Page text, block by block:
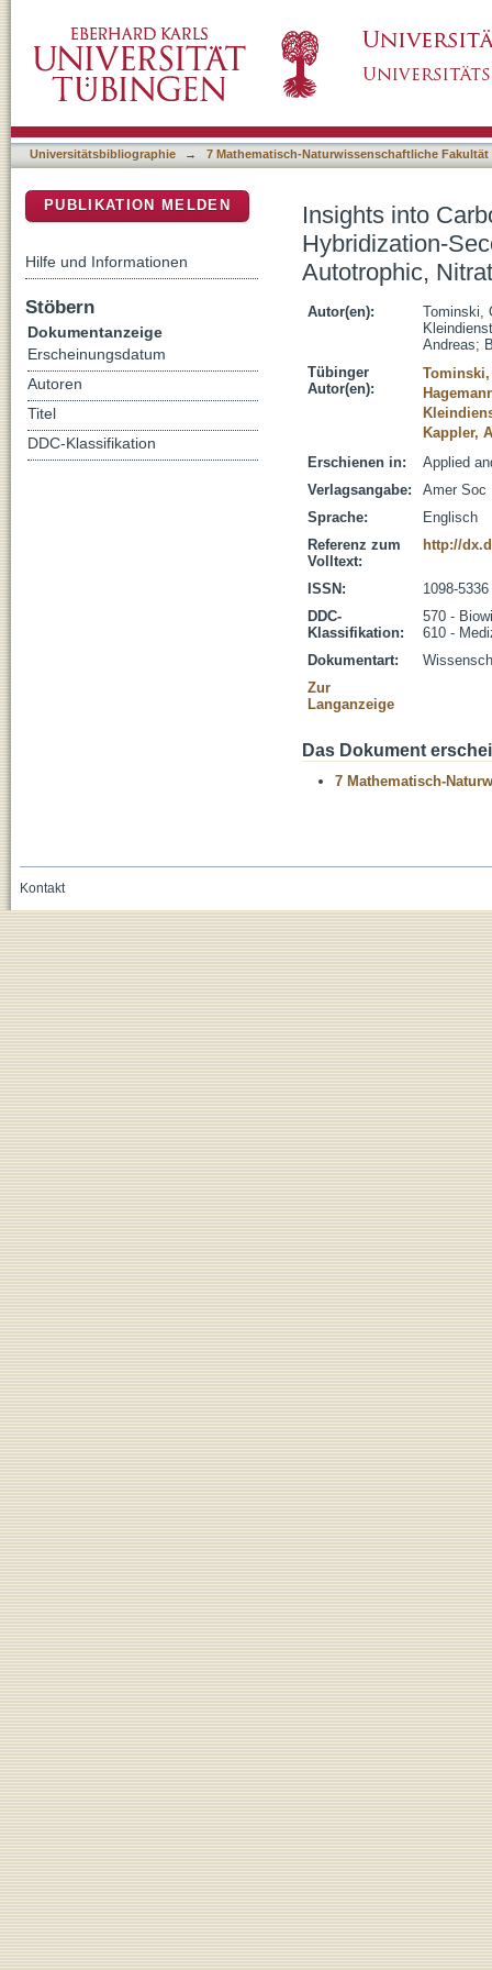
Mass Spectrometry Imaging of an
Culture
Universitätsbibliographie → 7 Mathematisch-Naturwissenschaftliche Fakultät
Insights into
Hybridization-
Autotrophic,
Autor(en):
Tominski,
Andreas;
Tübinger
Autor(en):
Kappler,
Erschienen in:
Applied
Verlagsangabe:
Amer Soc
Sprache:
Englisch
Referenz zum
Volltext:
http://
ISSN:
1098-5336
DDC-
Klassifikation:
570 -
610 -
Dokumentart:
Zur
Langanzeige
Das Dokument
7 Mathematisch-
PUBLIKATION MELDEN
Hilfe und Informationen
Stöbern
Dokumentanzeige
Erscheinungsdatum
Autoren
Titel
DDC-Klassifikation
Kontakt